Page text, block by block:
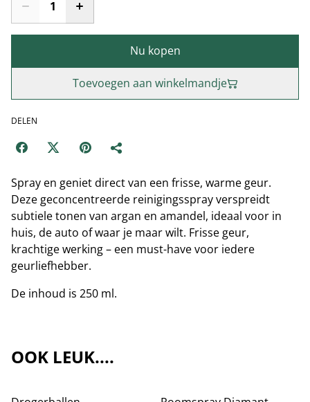
Nu kopen
Toevoegen aan winkelmandje
DELEN
Spray en geniet direct van een frisse, warme geur.
Deze geconcentreerde reinigingsspray verspreidt
subtiele tonen van argan en amandel, ideaal voor in
huis, de auto of waar je maar wilt. Frisse geur,
krachtige werking – een must-have voor iedere
geurliefhebber.
De inhoud is 250 ml.
OOK LEUK....